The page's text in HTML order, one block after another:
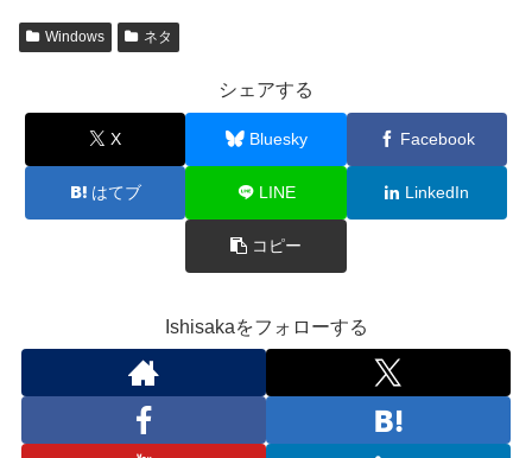
Windows ネタ
シェアする
X Bluesky Facebook
はてブ LINE LinkedIn
コピー
Ishisakaをフォローする